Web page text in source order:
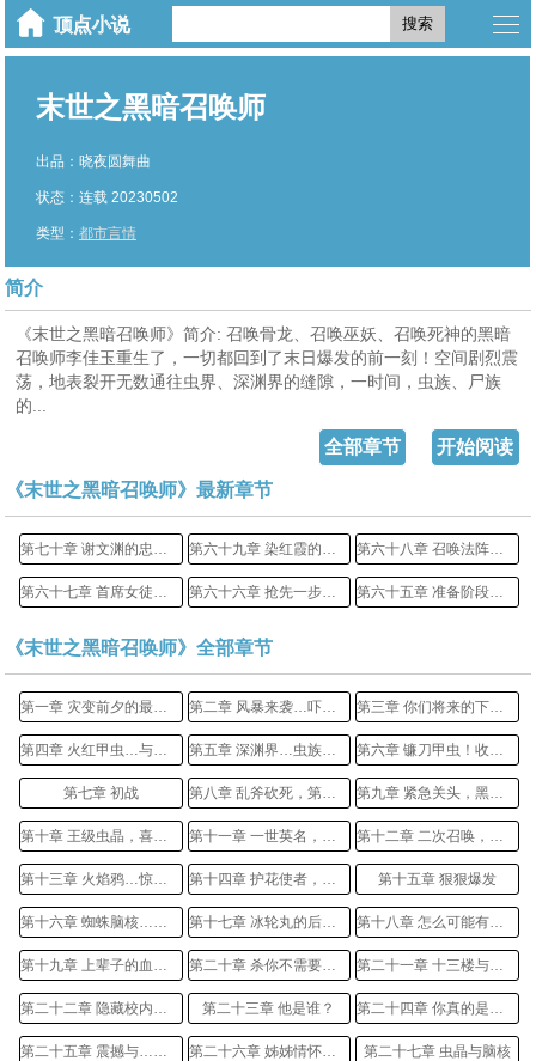
搜索
末世之黑暗召唤师
出品：晓夜圆舞曲
状态：连载 20230502
类型：都市言情
简介
《末世之黑暗召唤师》简介: 召唤骨龙、召唤巫妖、召唤死神的黑暗
召唤师李佳玉重生了，一切都回到了末日爆发的前一刻！空间剧烈震
荡，地表裂开无数通往虫界、深渊界的缝隙，一时间，虫族、尸族
的...
开始阅读
全部章节
《末世之黑暗召唤师》最新章节
第七十章 谢文渊的忠告…防御符箓 第六十九章 染红霞的邀请…章鱼之心 第六十八章 召唤法阵…烛火之夜
第六十七章 首席女徒弟…孙薇薇的宠物 第六十六章 抢先一步…满载而归 第六十五章 准备阶段…不通人情
《末世之黑暗召唤师》全部章节
第二章 风暴来袭…吓尿了！ 第三章 你们将来的下场！
第五章 深渊界…虫族杀戮
第七章 初战 第八章 乱斧砍死，第一次召唤 第九章 紧急关头，黑暗章鱼
第十五章 狠狠爆发
第十七章 冰轮丸的后遗症 第十八章 怎么可能有天朝龙组？
第二十章 杀你不需要理由！ 第二十一章 十三楼与硫酸虫
第二十三章 他是谁？
第二十六章 姊姊情怀与…战前准备 第二十七章 虫晶与脑核